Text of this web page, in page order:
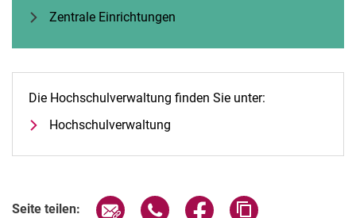
Zentrale Einrichtungen
Die Hochschulverwaltung finden Sie unter:
Hochschulverwaltung
Seite teilen: Seite über E-Mail teilen
Seite über WhatsApp teilen
Seite über Facebook